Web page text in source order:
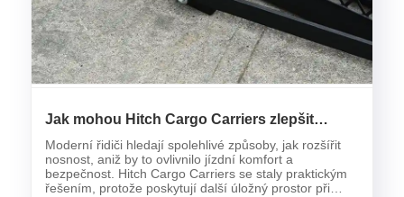
Jak mohou Hitch Cargo Carriers zlepšit
moderní dopravní řešení?
Moderní řidiči hledají spolehlivé způsoby, jak rozšířit
nosnost, aniž by to ovlivnilo jízdní komfort a
bezpečnost. Hitch Cargo Carriers se staly praktickým
řešením, protože poskytují další úložný prostor při